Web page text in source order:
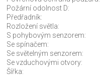
Požární odolnost D:
Předřadník:
Rozložení světla:
S pohybovým senzorem:
Se spínačem:
Se světelným senzorem:
Se vzduchovými otvory:
Šířka: